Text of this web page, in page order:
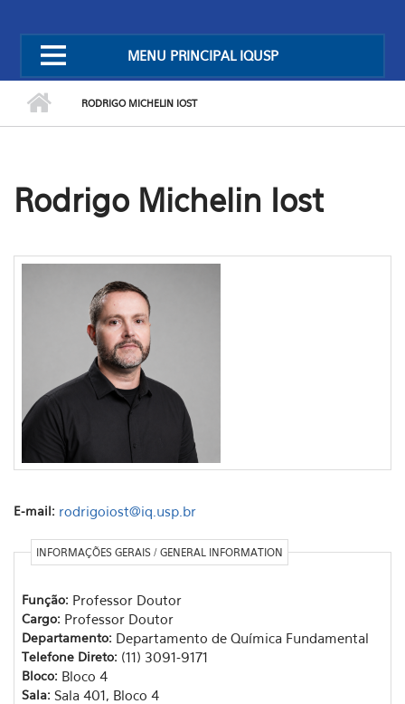
MENU PRINCIPAL IQUSP
RODRIGO MICHELIN IOST
Rodrigo Michelin Iost
E-mail: rodrigoiost@iq.usp.br
INFORMAÇÕES GERAIS / GENERAL INFORMATION
Função: Professor Doutor
Cargo: Professor Doutor
Departamento: Departamento de Química Fundamental
Telefone Direto: (11) 3091-9171
Bloco: Bloco 4
Sala: Sala 401, Bloco 4